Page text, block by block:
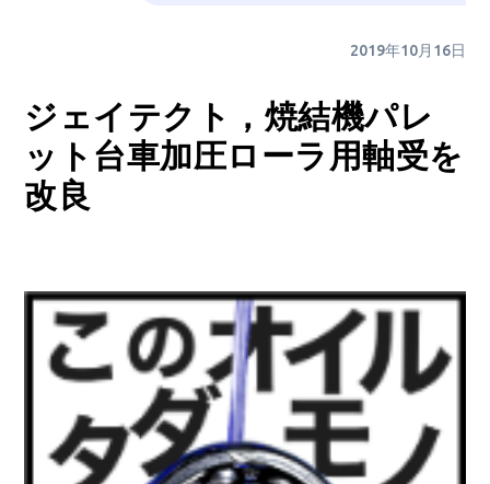
2019年10月16日
ジェイテクト，焼結機パレ
ット台車加圧ローラ用軸受を
改良